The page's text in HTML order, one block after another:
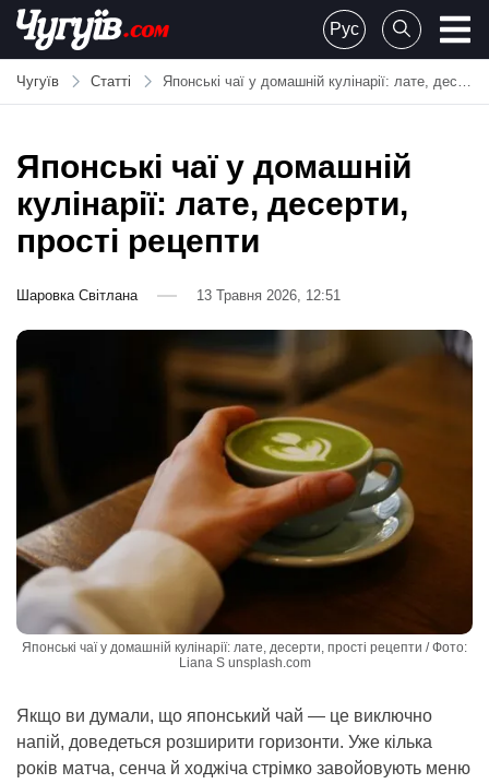
Skip
content
Chuguiv
Рус
Чугуїв Статті Японські чаї у домашній кулінарії: лате, десерти, прості рецепти
Японські чаї у домашній
кулінарії: лате, десерти,
прості рецепти
Шаровка Світлана 13 Травня 2026, 12:51
Японські чаї у домашній кулінарії: лате, десерти, прості рецепти / Фото:
Liana S unsplash.com
Якщо ви думали, що японський чай — це виключно
напій, доведеться розширити горизонти. Уже кілька
років матча, сенча й ходжіча стрімко завойовують меню